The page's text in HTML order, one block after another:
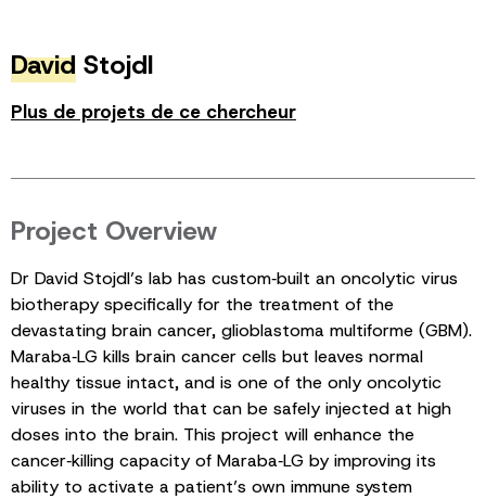
David Stojdl
Plus de projets de ce chercheur
Project Overview
Dr David Stojdl’s lab has custom‑built an oncolytic virus
biotherapy specifically for the treatment of the
devastating brain cancer, glioblastoma multiforme (GBM).
Maraba‑LG kills brain cancer cells but leaves normal
healthy tissue intact, and is one of the only oncolytic
viruses in the world that can be safely injected at high
doses into the brain. This project will enhance the
cancer‑killing capacity of Maraba‑LG by improving its
ability to activate a patient’s own immune system